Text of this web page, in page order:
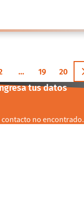
… 19 20
tus datos
no encontrado.